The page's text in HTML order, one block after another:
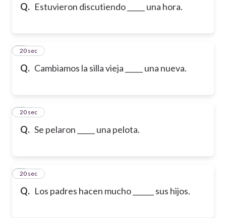
Q. Estuvieron discutiendo _____ una hora.
Q. Cambiamos la silla vieja _____ una nueva.
2
20 sec
Q. Se pelaron _____ una pelota.
3
20 sec
Q. Los padres hacen mucho ______ sus hijos.
4
20 sec